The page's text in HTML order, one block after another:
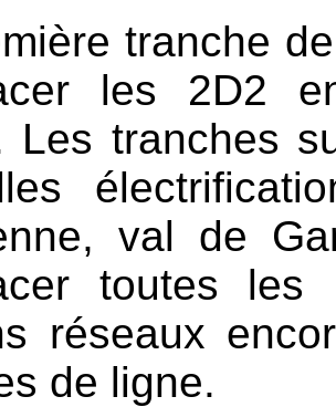
tranche
les 2D2
Les tranches
val de
toutes les
réseaux
de ligne.